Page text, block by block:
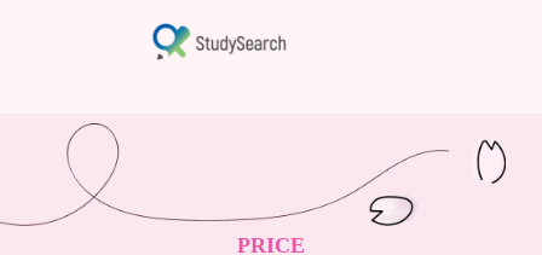
PRICE